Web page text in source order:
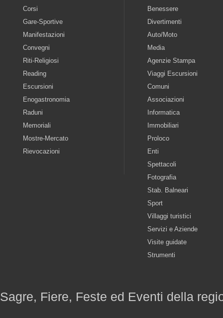
Corsi
Gare-Sportive
Manifestazioni
Convegni
Riti-Religiosi
Reading
Escursioni
Enogastronomia
Raduni
Memoriali
Mostre-Mercato
Rievocazioni
Benessere
Divertimenti
Auto/Moto
Media
Agenzie Stampa
Viaggi Escursioni
Comuni
Associazioni
Informatica
Immobiliari
Proloco
Enti
Spettacoli
Fotografia
Stab. Balneari
Sport
Villaggi turistici
Servizi e Aziende
Visite guidate
Strumenti
Sagre, Fiere, Feste ed Eventi della